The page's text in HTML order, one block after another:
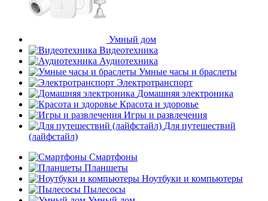
Умный дом
Видеотехника
Аудиотехника
Умные часы и браслеты
Электротранспорт
Домашняя электроника
Красота и здоровье
Игры и развлечения
Для путешествий
(лайфстайл)
Смартфоны
Планшеты
Ноутбуки и компьютеры
Пылесосы